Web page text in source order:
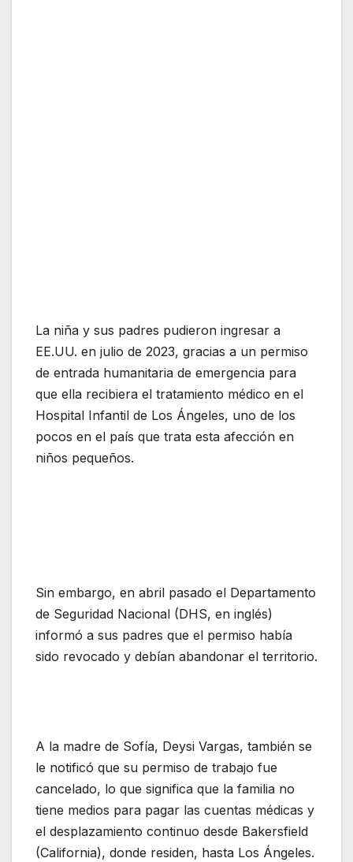
La niña y sus padres pudieron ingresar a
EE.UU. en julio de 2023, gracias a un permiso
de entrada humanitaria de emergencia para
que ella recibiera el tratamiento médico en el
Hospital Infantil de Los Ángeles, uno de los
pocos en el país que trata esta afección en
niños pequeños.
Sin embargo, en abril pasado el Departamento
de Seguridad Nacional (DHS, en inglés)
informó a sus padres que el permiso había
sido revocado y debían abandonar el territorio.
A la madre de Sofía, Deysi Vargas, también se
le notificó que su permiso de trabajo fue
cancelado, lo que significa que la familia no
tiene medios para pagar las cuentas médicas y
el desplazamiento continuo desde Bakersfield
(California), donde residen, hasta Los Ángeles.